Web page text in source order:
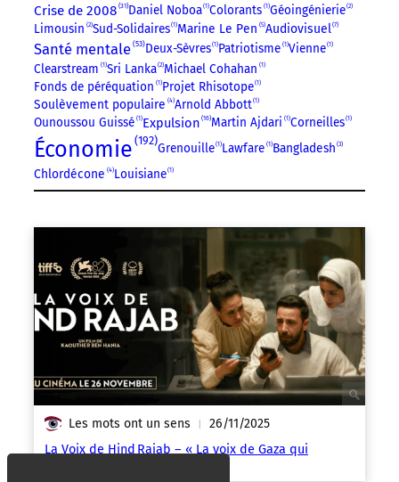
Crise de 2008 31 Daniel Noboa 1 Colorants 1 Géoingénierie 2
Limousin 2 Sud-Solidaires 1 Marine Le Pen 5 Audiovisuel 7
Santé mentale 53 Deux-Sèvres 1 Patriotisme 1 Vienne 1
Clearstream 1 Sri Lanka 2 Michael Cohahan 1
Fonds de péréquation 1 Projet Rhisotope 1
Soulèvement populaire 4 Arnold Abbott 1
Ounoussou Guissé 1 Expulsion 16 Martin Ajdari 1 Corneilles 1
Économie 192
Grenouille 1 Lawfare 1 Bangladesh 3
Chlordécone 4 Louisiane 1
Les mots ont un sens | 26/11/2025
La Voix de Hind Rajab – « La voix de Gaza qui